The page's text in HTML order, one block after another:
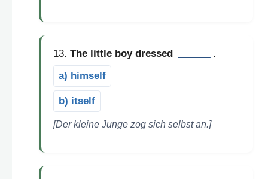
13. The little boy dressed
.
a) himself
b) itself
[Der kleine Junge zog sich selbst an.]